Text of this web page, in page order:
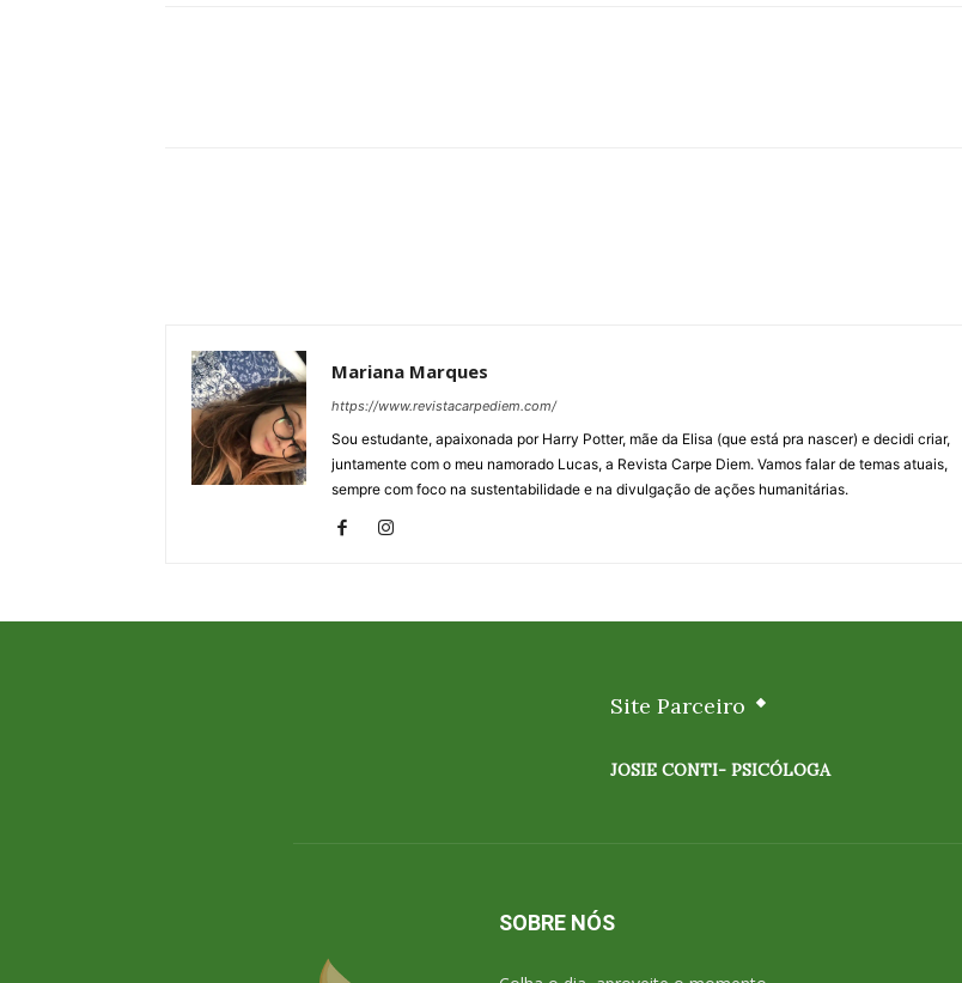
Mariana Marques
https://www.revistacarpediem.com/
Sou estudante, apaixonada por Harry Potter, mãe da Elisa (que está pra nascer) e decidi criar,
juntamente com o meu namorado Lucas, a Revista Carpe Diem. Vamos falar de temas atuais,
sempre com foco na sustentabilidade e na divulgação de ações humanitárias.
Site Parceiro
JOSIE CONTI- PSICÓLOGA
SOBRE NÓS